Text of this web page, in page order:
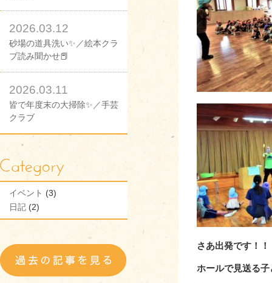
2026.03.12
砂場の道具洗い✨／絵本クラ
ブ読み聞かせ📕
2026.03.11
皆で年度末の大掃除✨／手芸
クラブ
イベント (3)
日記 (2)
さあ出発です！！
ホールで見送る